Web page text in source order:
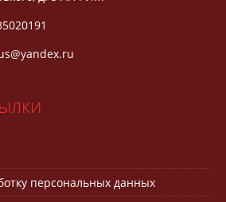
персональных данных